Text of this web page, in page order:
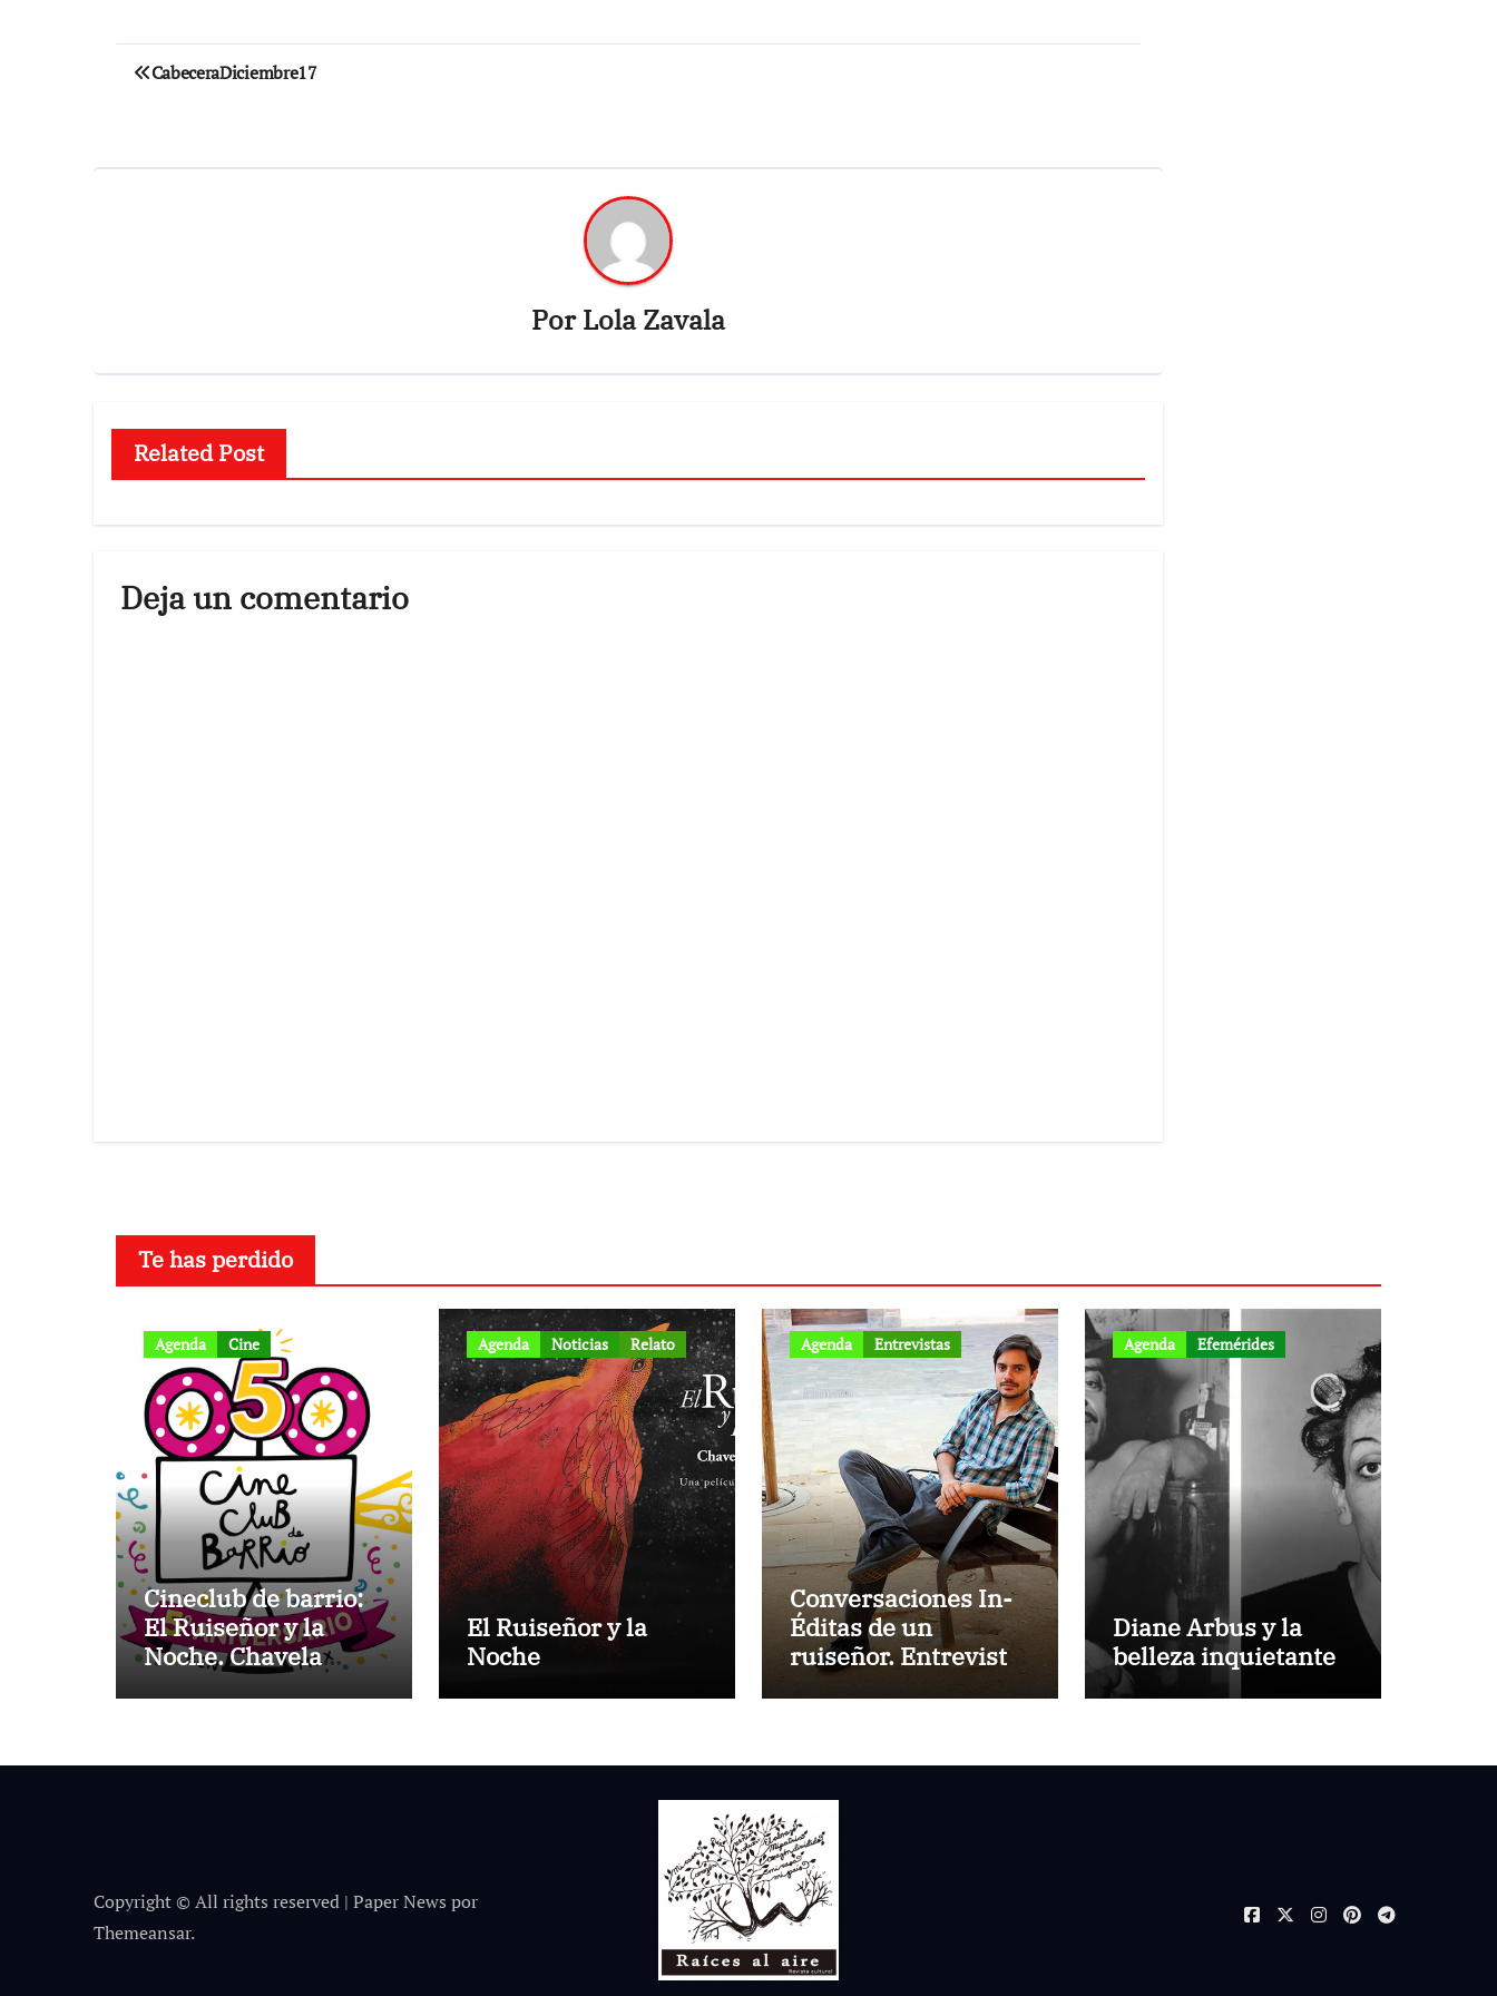
Navegación
entradas
CabeceraDiciembre17
PorLola Zavala
Related Post
Deja un comentario
Te has perdido
Agenda Cine
Cineclub de barrio:
El Ruiseñor y la
Noche. Chavela
Vargas canta a Lorca
Agenda Noticias Relato
El Ruiseñor y la
Noche
Agenda Entrevistas
Conversaciones In-
Éditas de un
ruiseñor. Entrevista
a Rubén Rojo Aura
Agenda Efemérides
Diane Arbus y la
belleza inquietante
Copyright © All rights reserved | Paper News por
Themeansar.